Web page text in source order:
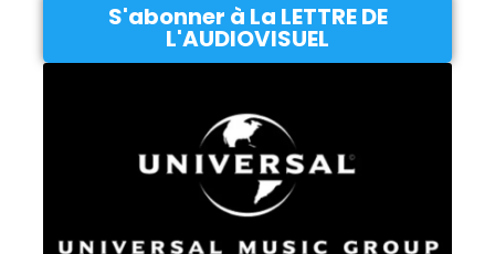
S'abonner à La LETTRE DE
L'AUDIOVISUEL